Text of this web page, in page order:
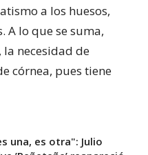
a los huesos,
lo que se suma,
necesidad de
córnea, pues tiene
una, es otra": Julio